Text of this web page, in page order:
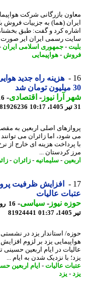
بازرگانی شرکت
(هما) به جزییات فروش بلیت
کرد و گفت: طبق بخشنامه
رسمی ایران ایر صورت ...
-جمهوری اسلامی ایران -
-هواپیمایی
هزینه راه جدید هوایی
آرا نیوز-اقتصادی-
16
81926236
اصلی اربعین به مقصد
اما زائران می توانند از
هزینه ای خارج از نرخ
کردستان ...
-سلیمانیه-زائران- زائران
افزایش ظرفیت
عالیات
نیوز-سیاسی-
81924441
استاندار یزد در نشستی
یزد بر لزوم افزایش
در ایام اربعین حسینی
با نزدیک شدن به ایام ...
عالیات-ایام اربعین حسینی
-یزد